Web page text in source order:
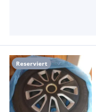
Reserviert